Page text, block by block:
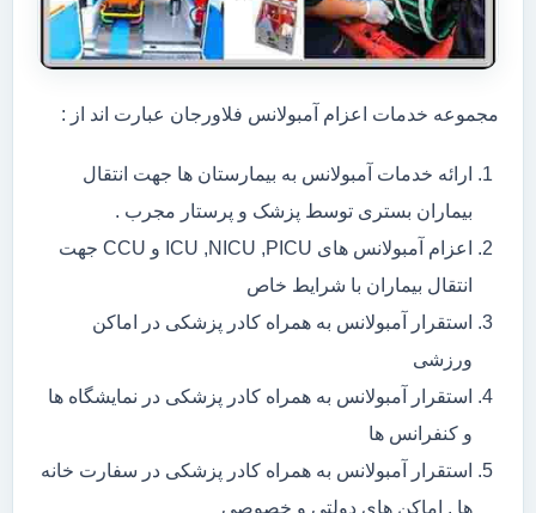
مجموعه خدمات اعزام آمبولانس فلاورجان عبارت اند از :
ارائه خدمات آمبولانس به بیمارستان ها جهت انتقال
بیماران بستری توسط پزشک و پرستار مجرب .
اعزام آمبولانس های ICU ,NICU ,PICU و CCU جهت
انتقال بیماران با شرایط خاص
استقرار آمبولانس به همراه کادر پزشکی در اماکن
ورزشی
استقرار آمبولانس به همراه کادر پزشکی در نمایشگاه ها
و کنفرانس ها
استقرار آمبولانس به همراه کادر پزشکی در سفارت خانه
ها . اماکن های دولتی و خصوصی